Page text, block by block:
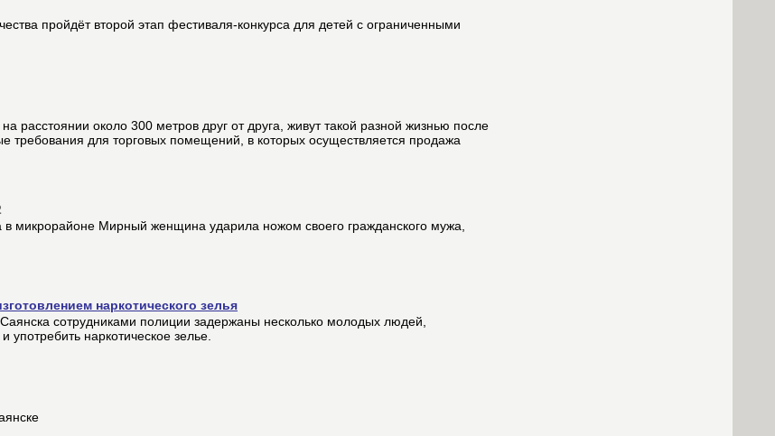
пройдёт второй этап фестиваля-конкурса для детей с ограниченными
расстоянии около 300 метров друг от друга, живут такой разной жизнью после
требования для торговых помещений, в которых осуществляется продажа
в микрорайоне Мирный женщина ударила ножом своего гражданского мужа,
наркотического зелья
сотрудниками полиции задержаны несколько молодых людей,
употребить наркотическое зелье.